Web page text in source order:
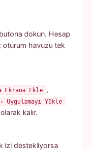
dokun. Hesap
oturum havuzu tek
Ekrana Ekle ,
Uygulamayı Yükle
kalır.
izi destekliyorsa